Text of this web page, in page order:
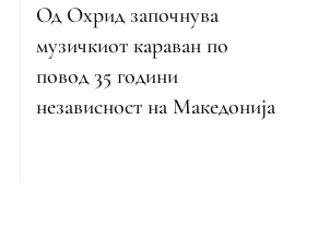
Од Охрид започнува
музичкиот караван по
повод 35 години
независност на Македонија